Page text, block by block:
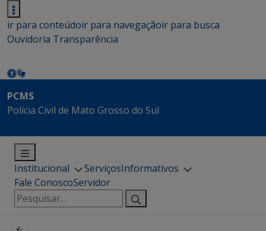
ir para conteúdoir para navegaçãoir para busca
Ouvidoria Transparência
PCMS
Polícia Civil de Mato Grosso do Sul
Institucional ServiçosInformativos
Fale ConoscoServidor
Pesquisar
por: